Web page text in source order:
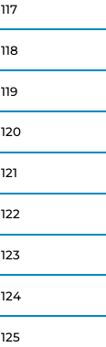
117
118
119
120
121
122
123
124
125